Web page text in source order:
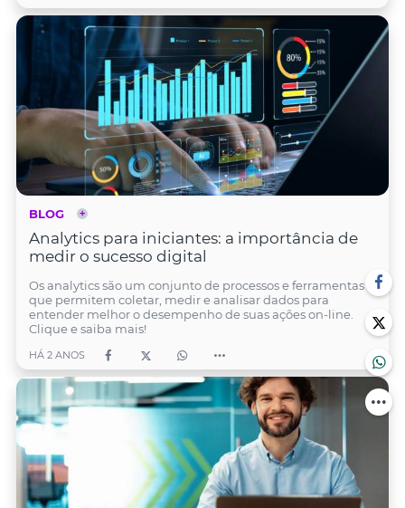
BLOG
Analytics para iniciantes: a importância de
medir o sucesso digital
Os analytics são um conjunto de processos e ferramentas
que permitem coletar, medir e analisar dados para
entender melhor o desempenho de suas ações on-line.
Clique e saiba mais!
HÁ 2 ANOS